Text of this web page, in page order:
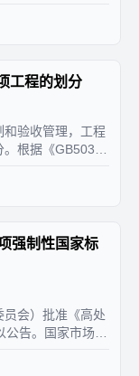
个章节：“3数字
工程的划分
验收管理，工程
根据《GB50300
工程）、分项工
强制性国家标
会）批准《高处
告。国家市场监
GB/T 3608-200